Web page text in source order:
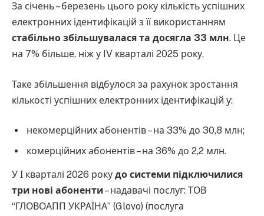
За січень – березень цього року кількість успішних
електронних ідентифікацій з її використанням
стабільно збільшувалася та досягла 33 млн. Це
на 7% більше, ніж у IV кварталі 2025 року.
Таке збільшення відбулося за рахунок зростання
кількості успішних електронних ідентифікацій у:
некомерційних абонентів – на 33% до 30,8 млн;
комерційних абонентів – на 36% до 2,2 млн.
У І кварталі 2026 року до системи підключилися
три нові абоненти– надавачі послуг: ТОВ
“ГЛОВОАПП УКРАЇНА” (Glovo) (послуга